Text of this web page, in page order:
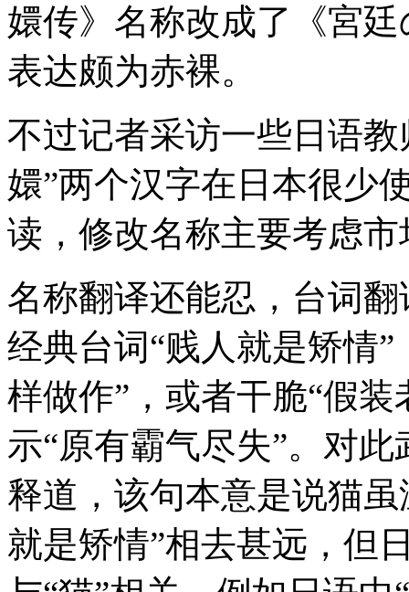
嬛传》名称改成了《宮
表达颇为赤裸。
不过记者采访一些日语
嬛”两个汉字在日本很少
读，修改名称主要考虑
名称翻译还能忍，台词
经典台词“贱人就是矫情
样做作”，或者干脆“假
示“原有霸气尽失”。对
释道，该句本意是说猫
就是矫情”相去甚远，但